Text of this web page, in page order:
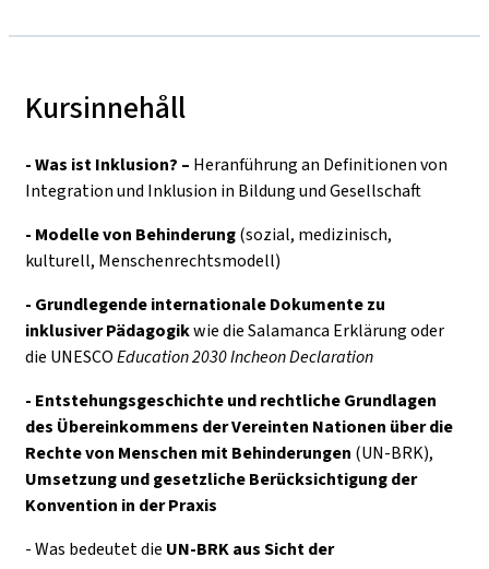
Kursinnehåll
- Was ist Inklusion? – Heranführung an Definitionen von
Integration und Inklusion in Bildung und Gesellschaft
- Modelle von Behinderung(sozial, medizinisch,
kulturell, Menschenrechtsmodell)
- Grundlegende internationale Dokumente zu
inklusiver Pädagogikwie die Salamanca Erklärung oder
die UNESCOEducation 2030 Incheon Declaration
- Entstehungsgeschichte und rechtliche Grundlagen
des Übereinkommens der Vereinten Nationen über die
Rechte von Menschen mit Behinderungen (UN-BRK),
Umsetzung und gesetzliche Berücksichtigung der
Konvention in der Praxis
- Was bedeutet die UN-BRK aus Sicht der